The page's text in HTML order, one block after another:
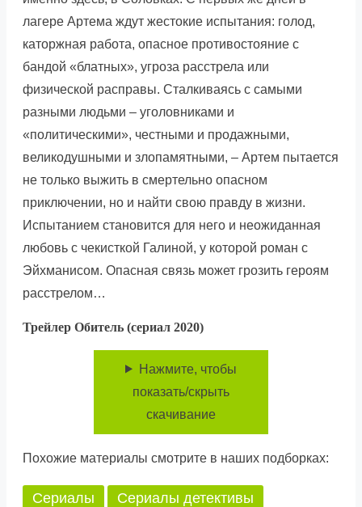
лагере Артема ждут жестокие испытания: голод,
каторжная работа, опасное противостояние с
бандой «блатных», угроза расстрела или
физической расправы. Сталкиваясь с самыми
разными людьми – уголовниками и
«политическими», честными и продажными,
великодушными и злопамятными, – Артем пытается
не только выжить в смертельно опасном
приключении, но и найти свою правду в жизни.
Испытанием становится для него и неожиданная
любовь с чекисткой Галиной, у которой роман с
Эйхманисом. Опасная связь может грозить героям
расстрелом…
Трейлер Обитель (сериал 2020)
Нажмите, чтобы
показать/скрыть
скачивание
Похожие материалы смотрите в наших подборках:
Сериалы
Сериалы детективы